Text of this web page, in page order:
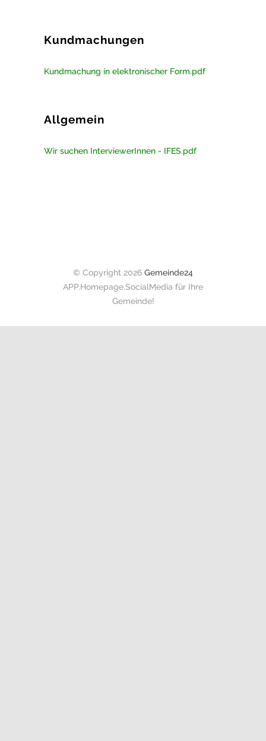
Kundmachungen
Kundmachung in elektronischer Form.pdf
Allgemein
Wir suchen InterviewerInnen - IFES.pdf
© Copyright 2026 Gemeinde24
APP.Homepage.SocialMedia für Ihre
Gemeinde!